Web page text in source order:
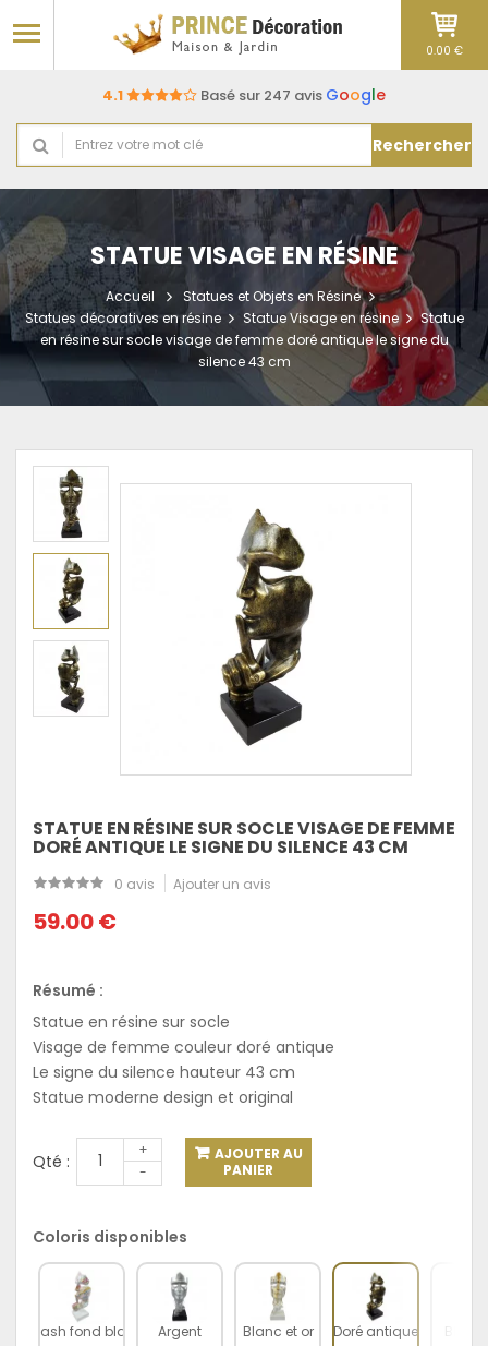
4.1 Basé sur 247 avis Google
Rechercher
0.00 €
STATUE VISAGE EN RÉSINE
Accueil
Statues et Objets en Résine
Statues décoratives en résine
Statue Visage en résine
Statue
en résine sur socle visage de femme doré antique le signe du
silence 43 cm
STATUE EN RÉSINE SUR SOCLE VISAGE DE FEMME
DORÉ ANTIQUE LE SIGNE DU SILENCE 43 CM
0 avis Ajouter un avis
59.00 €
Résumé :
Statue en résine sur socle
Visage de femme couleur doré antique
Le signe du silence hauteur 43 cm
Statue moderne design et original
Qté :
+
-
AJOUTER AU
PANIER
Coloris disponibles
Splash fond blanc Argent Blanc et or Doré antique